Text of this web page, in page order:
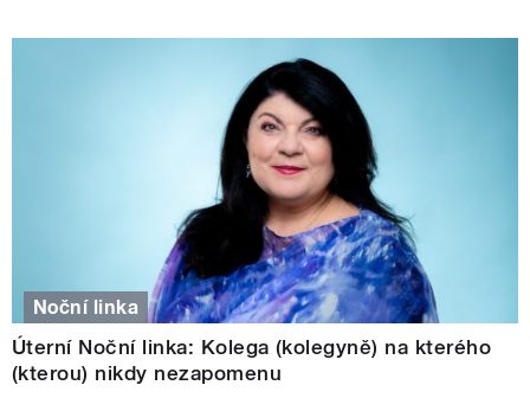
Noční linka
Úterní Noční linka: Kolega (kolegyně) na kterého
(kterou) nikdy nezapomenu